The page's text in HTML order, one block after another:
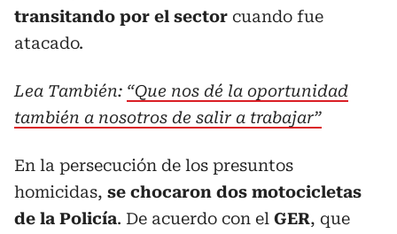
transitando por el sector cuando fue
atacado.
Lea También: “Que nos dé la oportunidad
también a nosotros de salir a trabajar”
En la persecución de los presuntos
homicidas, se chocaron dos motocicletas
de la Policía. De acuerdo con el GER, que